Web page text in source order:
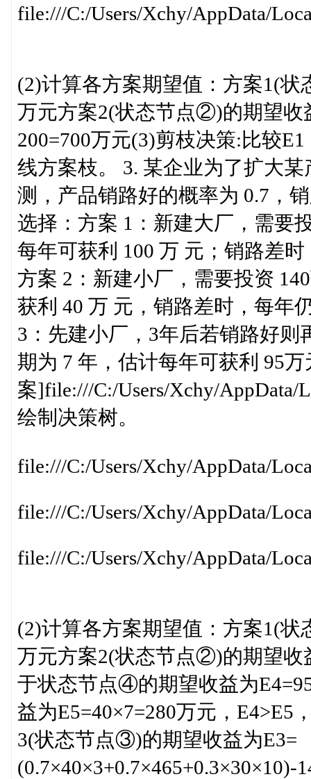
file:///C:/Users/Xchy/AppData/
(2)计算各方案期望值：方案1(
万元方案2(状态节点②)的期望收
200=700万元(3)剪枝决策:比较
线方案枝。 3. 某企业为了扩大
测，产品销路好的概率为 0.7，
选择：方案 1：新建大厂，需要
每年可获利 100 万 元；销路差
方案 2：新建小厂，需要投资
获利 40 万 元，销路差时，每年
3：先建小厂，3年后若销路好则
期为 7 年，估计每年可获利 95
案]file:///C:/Users/Xchy/AppData/
绘制决策树。
file:///C:/Users/Xchy/AppData/
file:///C:/Users/Xchy/AppData/
file:///C:/Users/Xchy/AppData/
(2)计算各方案期望值：方案1(
万元方案2(状态节点②)的期望收
于状态节点④的期望收益为
益为E5=40×7=280万元，E4>E5
3(状态节点③)的期望收益为E3=